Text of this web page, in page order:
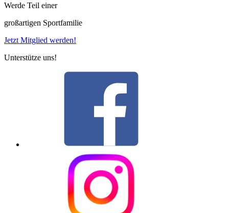
Werde Teil einer
großartigen Sportfamilie
Jetzt Mitglied werden!
Unterstütze uns!